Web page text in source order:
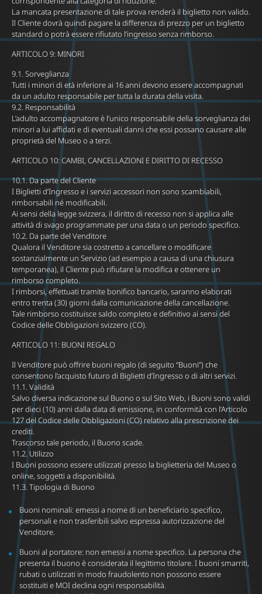
La mancata presentazione di tale prova renderà il biglietto non valido.
Il Cliente dovrà quindi pagare la differenza di prezzo per un biglietto
standard o potrà essere rifiutato l’ingresso senza rimborso.
ARTICOLO 9: MINORI
9.1. Sorveglianza
Tutti i minori di età inferiore ai 16 anni devono essere accompagnati
da un adulto responsabile per tutta la durata della visita.
9.2. Responsabilità
L’adulto accompagnatore è l’unico responsabile della sorveglianza dei
minori a lui affidati e di eventuali danni che essi possano causare alle
proprietà del Museo o a terzi.
ARTICOLO 10: CAMBI, CANCELLAZIONI E DIRITTO DI RECESSO
10.1. Da parte del Cliente
I Biglietti d’Ingresso e i servizi accessori non sono scambiabili,
rimborsabili né modificabili.
Ai sensi della legge svizzera, il diritto di recesso non si applica alle
attività di svago programmate per una data o un periodo specifico.
10.2. Da parte del Venditore
Qualora il Venditore sia costretto a cancellare o modificare
sostanzialmente un Servizio (ad esempio a causa di una chiusura
temporanea), il Cliente può rifiutare la modifica e ottenere un
rimborso completo.
I rimborsi, effettuati tramite bonifico bancario, saranno elaborati
entro trenta (30) giorni dalla comunicazione della cancellazione.
Tale rimborso costituisce saldo completo e definitivo ai sensi del
Codice delle Obbligazioni svizzero (CO).
ARTICOLO 11: BUONI REGALO
Il Venditore può offrire buoni regalo (di seguito “Buoni”) che
consentono l’acquisto futuro di Biglietti d’Ingresso o di altri servizi.
11.1. Validità
Salvo diversa indicazione sul Buono o sul Sito Web, i Buoni sono validi
per dieci (10) anni dalla data di emissione, in conformità con l’Articolo
127 del Codice delle Obbligazioni (CO) relativo alla prescrizione dei
crediti.
Trascorso tale periodo, il Buono scade.
11.2. Utilizzo
I Buoni possono essere utilizzati presso la biglietteria del Museo o
online, soggetti a disponibilità.
11.3. Tipologia di Buono
Buoni nominali: emessi a nome di un beneficiario specifico,
personali e non trasferibili salvo espressa autorizzazione del
Venditore.
Buoni al portatore: non emessi a nome specifico. La persona che
presenta il buono è considerata il legittimo titolare. I buoni smarriti,
rubati o utilizzati in modo fraudolento non possono essere
sostituiti e MOI declina ogni responsabilità.